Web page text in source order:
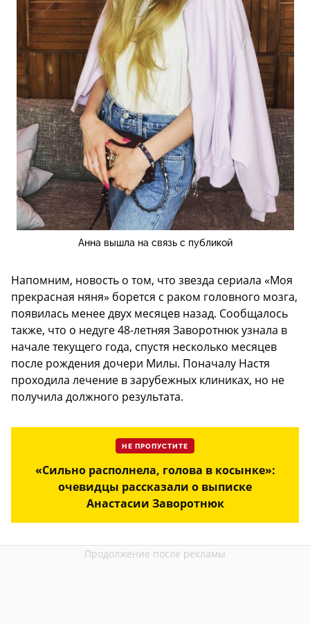
Анна вышла на связь с публикой
Напомним, новость о том, что звезда сериала «Моя
прекрасная няня» борется с раком головного мозга,
появилась менее двух месяцев назад. Сообщалось
также, что о недуге 48-летняя Заворотнюк узнала в
начале текущего года, спустя несколько месяцев
после рождения дочери Милы. Поначалу Настя
проходила лечение в зарубежных клиниках, но не
получила должного результата.
НЕ ПРОПУСТИТЕ
«Сильно располнела, голова в косынке»:
очевидцы рассказали о выписке
Анастасии Заворотнюк